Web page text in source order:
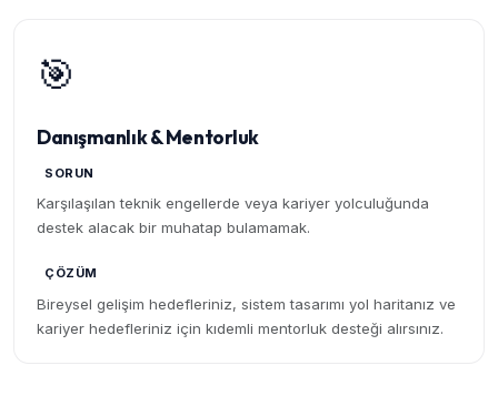
🎯
Danışmanlık & Mentorluk
SORUN
Karşılaşılan teknik engellerde veya kariyer yolculuğunda
destek alacak bir muhatap bulamamak.
ÇÖZÜM
Bireysel gelişim hedefleriniz, sistem tasarımı yol haritanız ve
kariyer hedefleriniz için kıdemli mentorluk desteği alırsınız.